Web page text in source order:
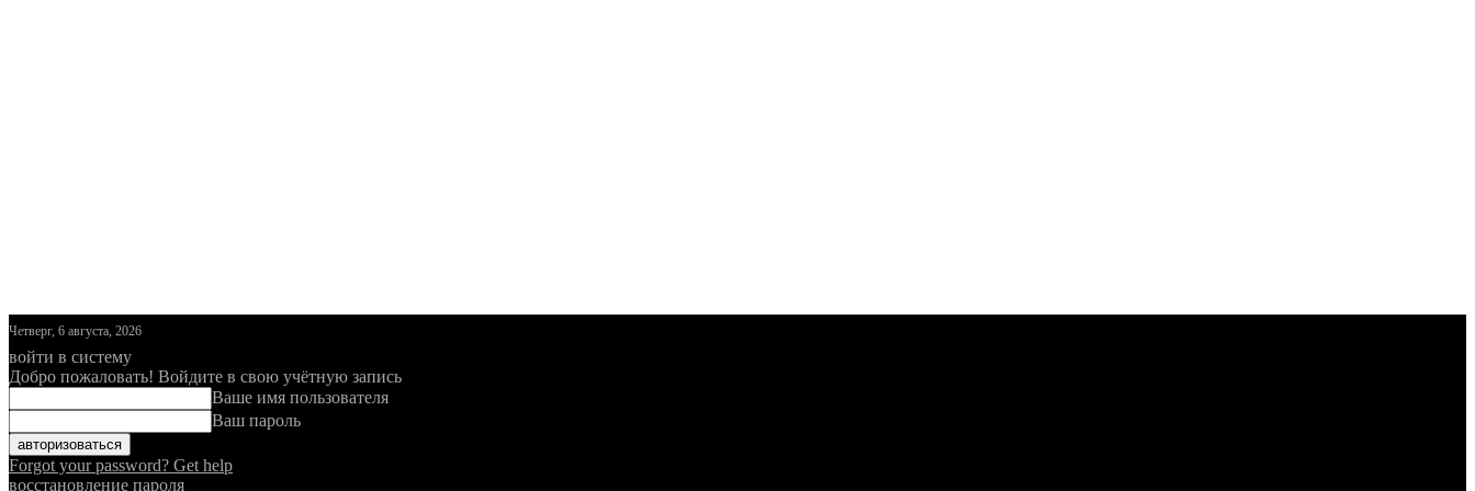
Четверг, 6 августа, 2026
войти в систему
Добро пожаловать! Войдите в свою учётную запись
Ваше имя пользователя
Ваш пароль
Forgot your password? Get help
восстановление пароля